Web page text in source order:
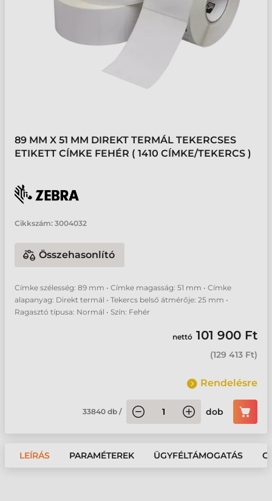
89 MM X 51 MM DIREKT TERMÁL TEKERCSES
ETIKETT CÍMKE FEHÉR ( 1410 CÍMKE/TEKERCS )
Cikkszám: 3004032
Összehasonlító
Címke szélesség: 89 mm • Címke magasság: 51 mm • Címke
alapanyag: Direkt termál • Tekercs belső átmérője: 25 mm •
Ragasztó típusa: Normál • Szín: Fehér
nettó 101 900 Ft
(129 413 Ft)
Rendelésre
33840 db / dob
LEÍRÁS PARAMÉTEREK ÜGYFÉLTÁMOGATÁS